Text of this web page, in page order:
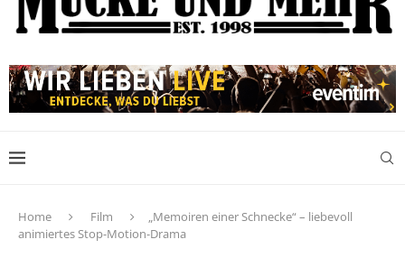
Home Film
„Memoiren einer Schnecke“ – liebevoll
animiertes Stop-Motion-Drama